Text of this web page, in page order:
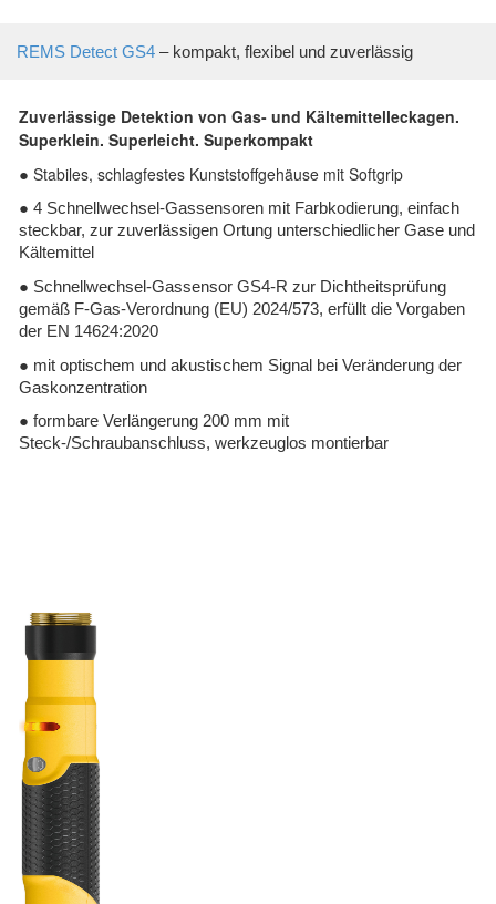
REMS Detect GS4 – kompakt, flexibel und zuverlässig
Zuverlässige Detektion von Gas- und Kältemittelleckagen.
Superklein. Superleicht. Superkompakt
● Stabiles, schlagfestes Kunststoffgehäuse mit Softgrip
● 4 Schnellwechsel-Gassensoren mit Farbkodierung, einfach
steckbar, zur zuverlässigen Ortung unterschiedlicher Gase und
Kältemittel
● Schnellwechsel-Gassensor GS4-R zur Dichtheitsprüfung
gemäß F-Gas-Verordnung (EU) 2024/573, erfüllt die Vorgaben
der EN 14624:2020
● mit optischem und akustischem Signal bei Veränderung der
Gaskonzentration
● formbare Verlängerung 200 mm mit
Steck-/Schraubanschluss, werkzeuglos montierbar